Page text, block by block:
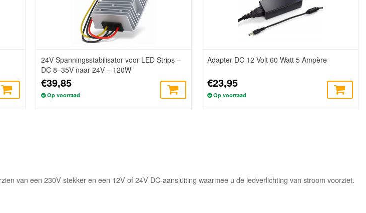
24V Spanningsstabilisator voor LED Strips –
DC 8–35V naar 24V – 120W
€39,85
Op voorraad
Adapter DC 12 Volt 60 Watt 5 Ampère
€23,95
Op voorraad
van een 230V stekker en een 12V of 24V DC-aansluiting waarmee u de ledverlichting van stroom voorziet.